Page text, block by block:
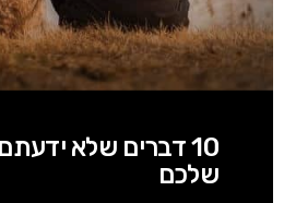
10 דברים שלא
שלכם